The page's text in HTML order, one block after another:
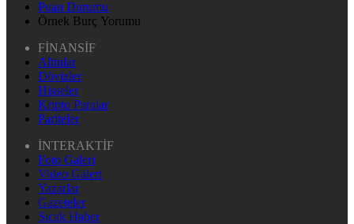
Puan Durumu
Örnek Burç Yorumu
FİNANSİF
Altınlar
Dövizler
Hisseler
Kripto Paralar
Pariteler
İNTERAKTİF
Foto Galeri
Video Galeri
Yazarlar
Gazeteler
Sıcak Haber